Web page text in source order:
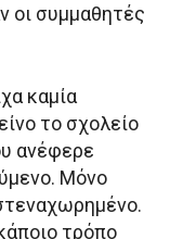
οι συμμαθητές
καμία
το σχολείο
ανέφερε
Μόνο
τρόπο